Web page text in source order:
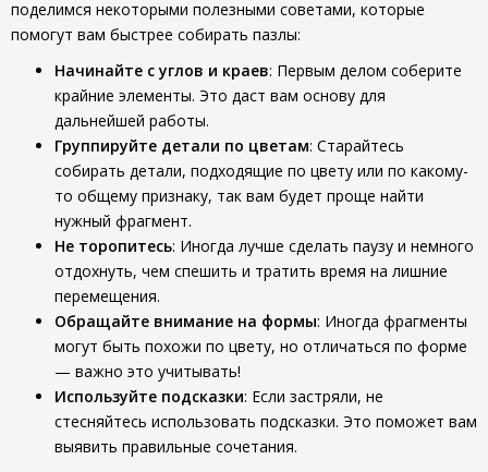
поделимся некоторыми полезными советами, которые
помогут вам быстрее собирать пазлы:
Начинайте с углов и краев: Первым делом соберите
крайние элементы. Это даст вам основу для
дальнейшей работы.
Группируйте детали по цветам: Старайтесь
собирать детали, подходящие по цвету или по какому-
то общему признаку, так вам будет проще найти
нужный фрагмент.
Не торопитесь: Иногда лучше сделать паузу и немного
отдохнуть, чем спешить и тратить время на лишние
перемещения.
Обращайте внимание на формы: Иногда фрагменты
могут быть похожи по цвету, но отличаться по форме
— важно это учитывать!
Используйте подсказки: Если застряли, не
стесняйтесь использовать подсказки. Это поможет вам
выявить правильные сочетания.